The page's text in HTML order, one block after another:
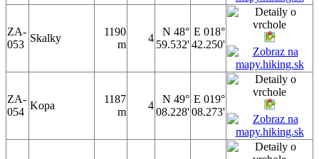
ZA-
053
Skalky
1190
m
4
N 48°
59.532'
E 018°
42.250'
ZA-
054
Kopa
1187
m
4
N 49°
08.228'
E 019°
08.273'